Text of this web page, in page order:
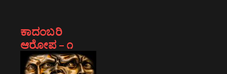
ಕಾದಂಬರಿ
ಆರೋಪ – ೧